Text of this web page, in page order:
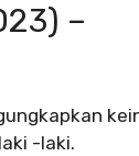
–
-laki.